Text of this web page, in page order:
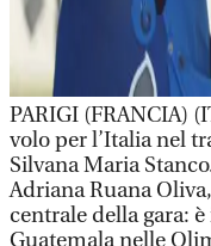
PARIGI (FRANCIA)
volo per l’Italia nel
Silvana Maria
Adriana Ruana
centrale della gara:
Guatemala nelle